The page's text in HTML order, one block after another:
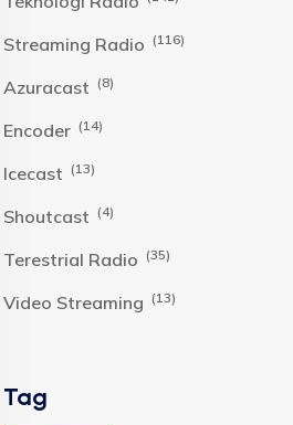
Streaming Radio (116)
Azuracast (8)
Encoder (14)
Icecast (13)
Shoutcast (4)
Terestrial Radio (35)
Video Streaming (13)
Tag